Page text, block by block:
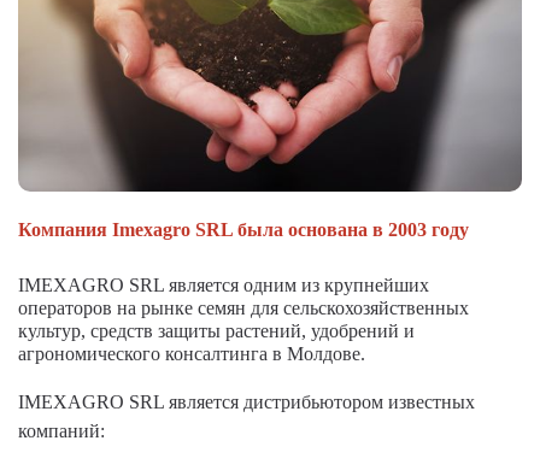
Компания Imexagro SRL была основана в 2003 году
IMEXAGRO SRL является одним из крупнейших
операторов на рынке семян для сельскохозяйственных
культур, средств защиты растений, удобрений и
агрономического консалтинга в Молдове.
IMEXAGRO SRL является дистрибьютором известных
компаний: